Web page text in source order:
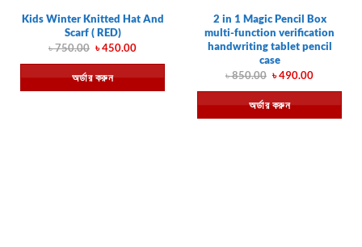
Kids Winter Knitted Hat And
Scarf ( RED)
৳750.00 Original
was:
৳ 750.00.
৳450.00Current
is:
৳ 450.00.
অর্ডার করুন
2 in 1 Magic Pencil Box
multi-function verification
handwriting tablet pencil
case
৳850.00 Original
was:
৳ 850.00.
৳490.00Current
is:
৳ 490.00.
অর্ডার করুন